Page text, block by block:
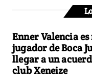
Enner Valencia es
jugador de Boca
llegar a un
club Xeneize